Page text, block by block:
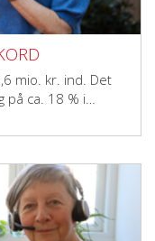
mio. kr. ind. Det
på ca. 18 % i